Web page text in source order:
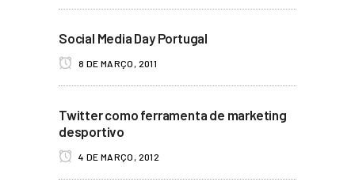
Social Media Day Portugal
8 DE MARÇO, 2011
Twitter como ferramenta de marketing
desportivo
4 DE MARÇO, 2012